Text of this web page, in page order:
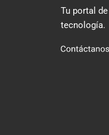
Tu portal
tecnología.